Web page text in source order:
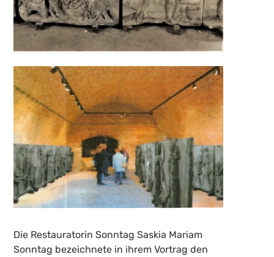
Die Restauratorin Sonntag Saskia Mariam
Sonntag bezeichnete in ihrem Vortrag den